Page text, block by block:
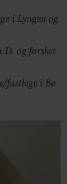
i Lyngen og
og forsker
fastlege i Bø